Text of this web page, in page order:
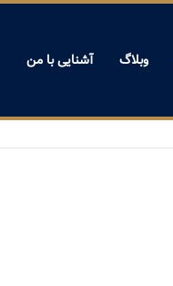
وبلاگ آشنایی با من